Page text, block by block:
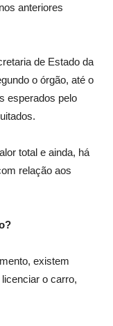
anteriores
de Estado da
o órgão, até o
esperados pelo
total e ainda, há
relação aos
existem
o carro,